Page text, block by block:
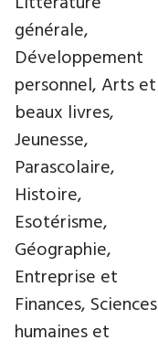
générale,
Développement
personnel, Arts et
beaux livres,
Jeunesse,
Parascolaire,
Histoire,
Esotérisme,
Géographie,
Entreprise et
Finances, Sciences
humaines et